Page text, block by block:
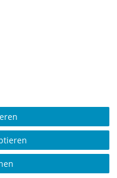
Alle Rechte vorbehalten.